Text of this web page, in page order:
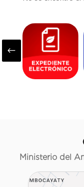
#
Ministerio del